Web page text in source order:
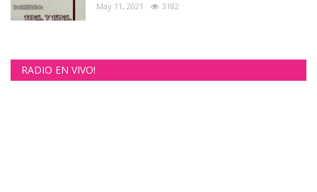
May 11, 2021 3182
RADIO EN VIVO!